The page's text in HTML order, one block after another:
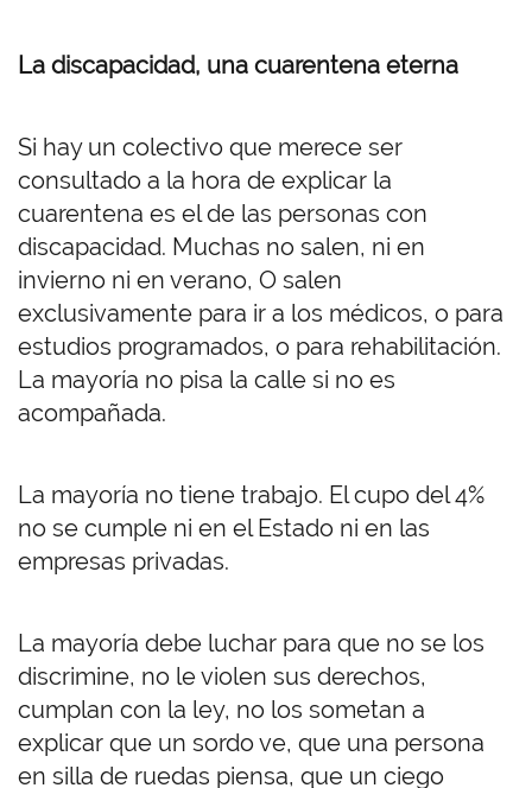
La discapacidad, una cuarentena eterna
Si hay un colectivo que merece ser
consultado a la hora de explicar la
cuarentena es el de las personas con
discapacidad. Muchas no salen, ni en
invierno ni en verano, O salen
exclusivamente para ir a los médicos, o para
estudios programados, o para rehabilitación.
La mayoría no pisa la calle si no es
acompañada.
La mayoría no tiene trabajo. El cupo del 4%
no se cumple ni en el Estado ni en las
empresas privadas.
La mayoría debe luchar para que no se los
discrimine, no le violen sus derechos,
cumplan con la ley, no los sometan a
explicar que un sordo ve, que una persona
en silla de ruedas piensa, que un ciego